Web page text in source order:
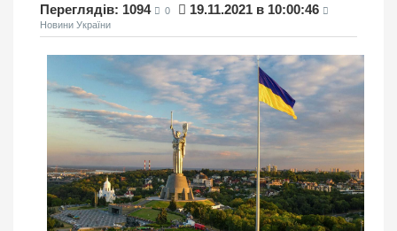
Переглядів: 1094 0 19.11.2021 в 10:00:46
Новини України